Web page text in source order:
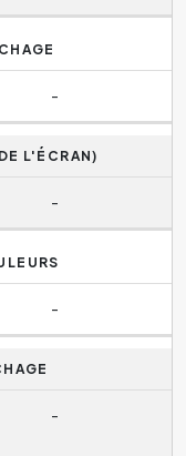
-
L'ÉCRAN)
-
-
-